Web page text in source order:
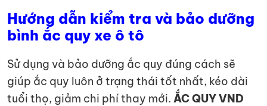
Hướng dẫn kiểm tra và bảo dưỡng
bình ắc quy xe ô tô
Sử dụng và bảo dưỡng ắc quy đúng cách sẽ
giúp ắc quy luôn ở trạng thái tốt nhất, kéo dài
tuổi thọ, giảm chi phí thay mới. ẮC QUY VND